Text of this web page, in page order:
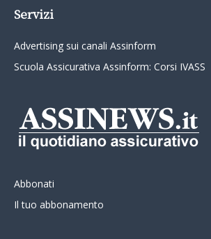
Servizi
Advertising sui canali Assinform
Scuola Assicurativa Assinform: Corsi IVASS
Abbonati
Il tuo abbonamento